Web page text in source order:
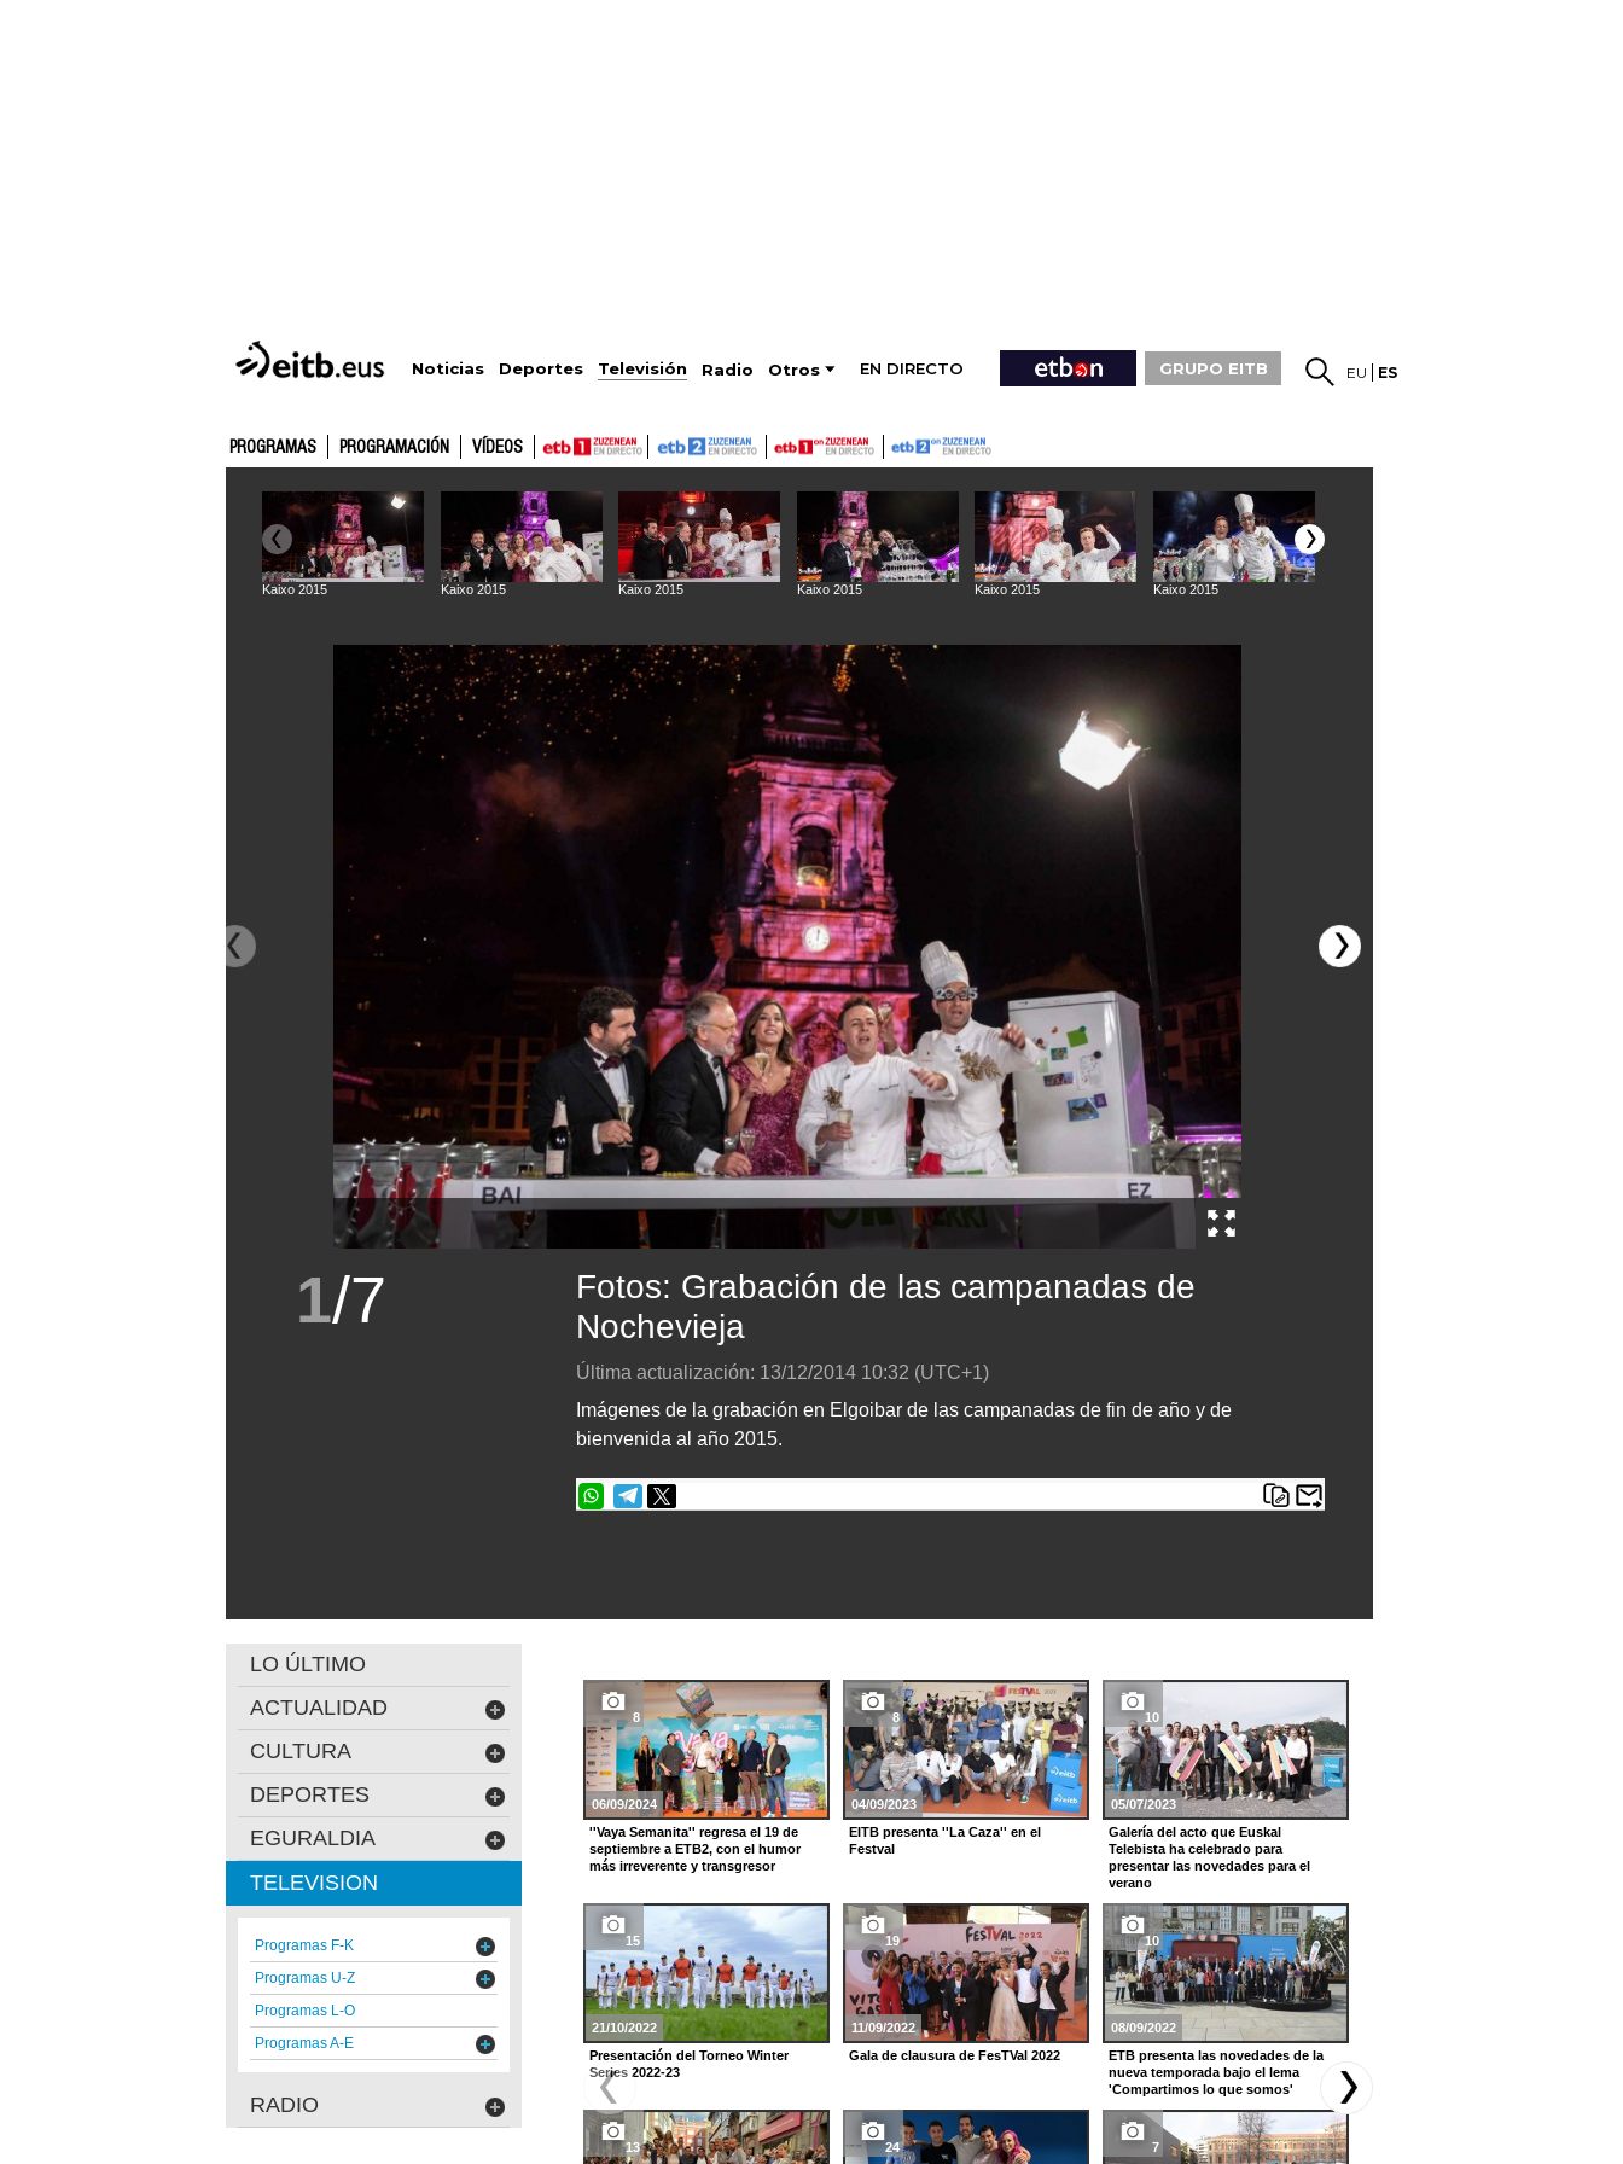
Noticias Deportes Televisión Radio Otros EN DIRECTO GRUPO EITB EU ES
PROGRAMAS PROGRAMACIÓN VÍDEOS
Kaixo 2015 Kaixo 2015 Kaixo 2015 Kaixo 2015 Kaixo 2015 Kaixo 2015
1/7
Fotos: Grabación de las campanadas de
Nochevieja
Última actualización: 13/12/2014 10:32 (UTC+1)
Imágenes de la grabación en Elgoibar de las campanadas de fin de año y de
bienvenida al año 2015.
LO ÚLTIMO
ACTUALIDAD
CULTURA
DEPORTES
EGURALDIA
TELEVISION
Programas F-K
Programas U-Z
Programas L-O
Programas A-E
RADIO
8
06/09/2024
''Vaya Semanita'' regresa el 19 de
septiembre a ETB2, con el humor
más irreverente y transgresor
8
04/09/2023
EITB presenta ''La Caza'' en el
Festval
10
05/07/2023
Galería del acto que Euskal
Telebista ha celebrado para
presentar las novedades para el
verano
15
21/10/2022
Presentación del Torneo Winter
Series 2022-23
19
11/09/2022
Gala de clausura de FesTVal 2022
10
08/09/2022
ETB presenta las novedades de la
nueva temporada bajo el lema
'Compartimos lo que somos'
13 24 7